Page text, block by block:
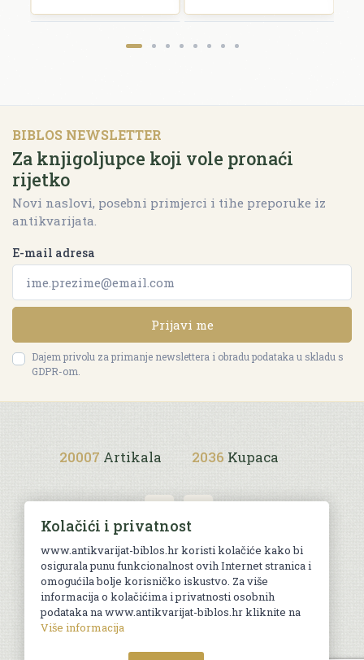
BIBLOS NEWSLETTER
Za knjigoljupce koji vole pronaći
rijetko
Novi naslovi, posebni primjerci i tihe preporuke iz
antikvarijata.
E-mail adresa
Prijavi me
Dajem privolu za primanje newslettera i obradu podataka u skladu s
GDPR-om.
20007 Artikala 2036 Kupaca
Uvjeti kupnje
© Sva prava pridržana. Web by
Kolačići i privatnost
www.antikvarijat-biblos.hr koristi kolačiće kako bi
osigurala punu funkcionalnost ovih Internet stranica i
omogućila bolje korisničko iskustvo. Za više
informacija o kolačićima i privatnosti osobnih
podataka na www.antikvarijat-biblos.hr kliknite na
Više informacija